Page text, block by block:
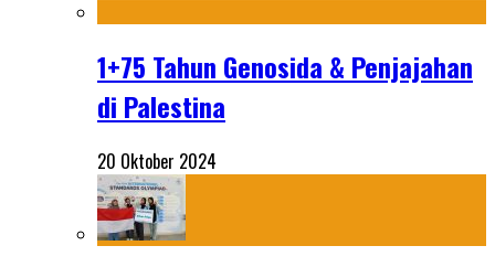
1+75 Tahun Genosida & Penjajahan
di Palestina
20 Oktober 2024